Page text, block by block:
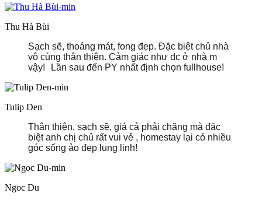
Thu Hà Bùi
Sạch sẽ, thoáng mát, fong đẹp. Đặc biệt chủ nhà
vô cùng thân thiện. Cảm giác như dc ở nhà m
vậy!
Lần sau đến PY nhất định chọn fullhouse!
Tulip Den
Thân thiện, sạch sẽ, giá cả phải chăng mà đặc
biệt anh chị chủ rất vui vẻ , homestay lại có nhiều
góc sống ảo đẹp lung linh!
Ngoc Du